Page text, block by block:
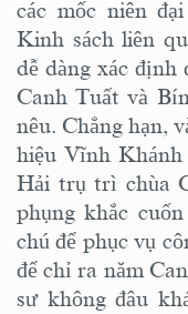
các mốc niên
Kinh sách liên
dễ dàng xác định
Canh Tuất và
nêu. Chẳng hạn,
hiệu Vĩnh
Hải trụ trì chùa
phụng khắc
chú để phục vụ
để chỉ ra năm
sư không đâu